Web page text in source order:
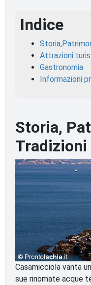
Indice
Attrazioni
Gastronomia
Informazioni
Storia,
Tradizioni
Casamicciola vanta
sue rinomate acque